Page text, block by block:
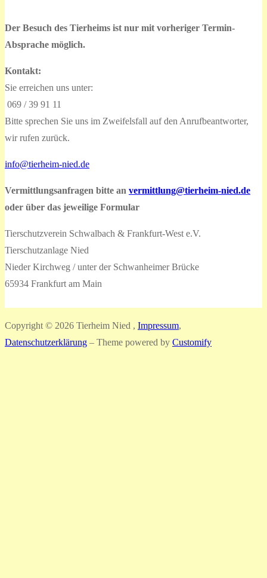
Der Besuch des Tierheims ist nur mit vorheriger Termin-
Absprache möglich.
Kontakt:
Sie erreichen uns unter:
069 / 39 91 11
Bitte sprechen Sie uns im Zweifelsfall auf den Anrufbeantworter,
wir rufen zurück.
info@tierheim-nied.de
Vermittlungsanfragen bitte an vermittlung@tierheim-nied.de
oder über das jeweilige Formular
Tierschutzverein Schwalbach & Frankfurt-West e.V.
Tierschutzanlage Nied
Nieder Kirchweg / unter der Schwanheimer Brücke
65934 Frankfurt am Main
Copyright © 2026 Tierheim Nied , Impressum,
Datenschutzerklärung – Theme powered by Customify